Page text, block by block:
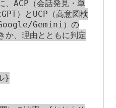
、ACP（会話発見・単
）とUCP（高意図検
Google/Gemini）の
か、理由とともに判定
}